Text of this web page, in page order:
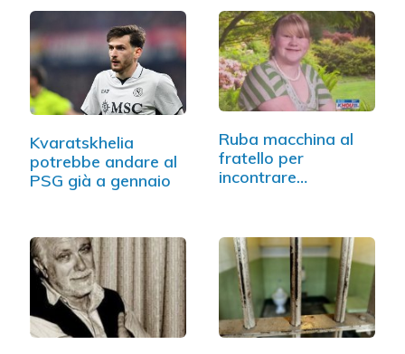
Kvaratskhelia
potrebbe andare al
PSG già a gennaio
Ruba macchina al
fratello per
incontrare